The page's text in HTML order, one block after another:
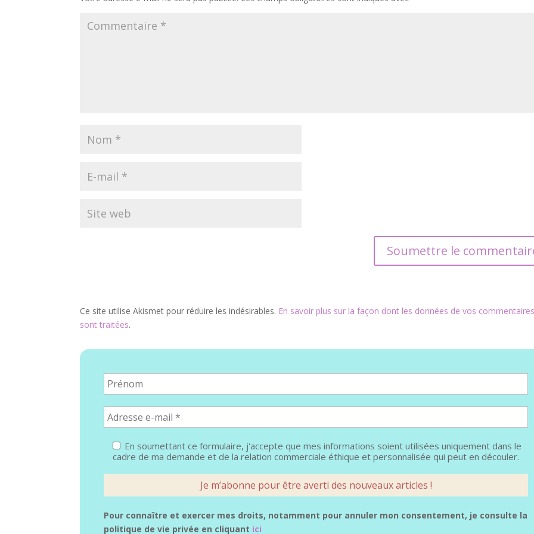
Soumettre le
Ce site utilise Akismet pour réduire les indésirables. En savoir plus sur la façon dont les données de vos
sont traitées.
En soumettant ce formulaire, j'accepte que mes informations soient utilisées uniquement dans le
cadre de ma demande et de la relation commerciale éthique et personnalisée qui peut en découler.
Pour connaître et exercer mes droits, notamment pour annuler mon consentement, je consulte la
politique de vie privée en cliquant ici